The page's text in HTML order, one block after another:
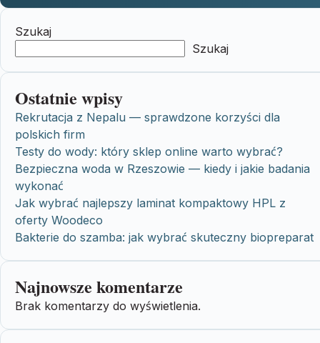
Szukaj
Szukaj
Ostatnie wpisy
Rekrutacja z Nepalu — sprawdzone korzyści dla
polskich firm
Testy do wody: który sklep online warto wybrać?
Bezpieczna woda w Rzeszowie — kiedy i jakie badania
wykonać
Jak wybrać najlepszy laminat kompaktowy HPL z
oferty Woodeco
Bakterie do szamba: jak wybrać skuteczny biopreparat
Najnowsze komentarze
Brak komentarzy do wyświetlenia.